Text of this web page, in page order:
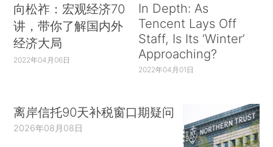
向松祚：宏观经济70
讲，带你了解国内外
经济大局
2022年04月06日
In Depth: As
Tencent Lays Off
Staff, Is Its ‘Winter’
Approaching?
2022年04月01日
离岸信托90天补税窗口期疑问
2026年08月08日